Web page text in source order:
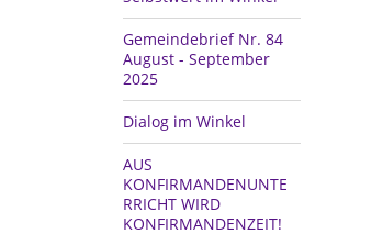
Gemeindebrief Nr. 84
August - September
2025
Dialog im Winkel
AUS
KONFIRMANDENUNTE
RRICHT WIRD
KONFIRMANDENZEIT!